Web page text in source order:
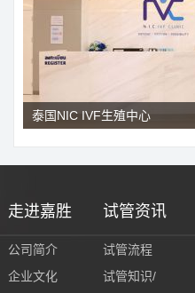
泰国NIC IVF生殖中心
走进嘉胜
公司简介
企业文化
试管资讯
试管流程
试管知识/